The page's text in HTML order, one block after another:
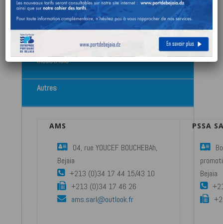
Transitaires
Transporteurs
Industriels
Autres
AMS
04, rue YOUCEF BOUCHEBAh,
Bejaia
+213 (0)34 17 44 15/43 10
+213 (0)34 17 46 26
ams.sarl@outlook.fr
PSSA
Bejaia